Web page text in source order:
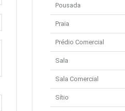
Pousada
Praia
Prédio Comercial
Sala
Sala Comercial
Sítio